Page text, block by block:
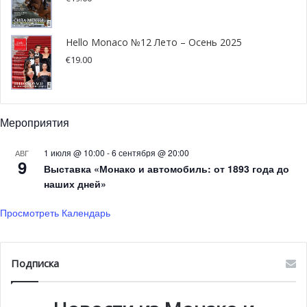
Всемирная конференция по
профилактике спортивных
травм и заболеваний
Специалисты и международные эксперты в области
профилактики травм и заболеваний выступят в рамках
три года и представляет уникальную возможность для
мирового спортивного сообщества обсудить
профессиональные риски и профилактику заболеваний у
Hello Monaco №12 Лето – Осень 2025
€19.00
Мероприятия
АВГ
9
1 июля @ 10:00 -6 сентября @ 20:00
Выставка «Монако и автомобиль: от 1893 года до
наших дней»
Просмотреть Календарь
Подписка